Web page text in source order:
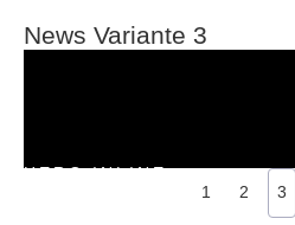
News Variante 3
consetetur
Lorem ipsum
consetetur
1 2 3
HERO INLINE